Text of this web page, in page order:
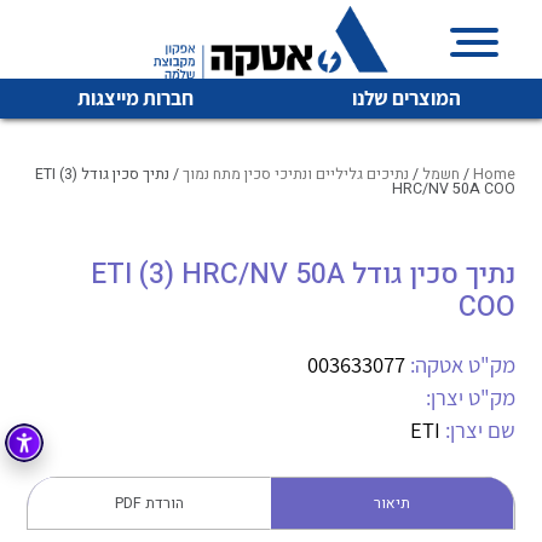
המוצרים שלנו חברות מייצגות
איכות | שרות | זמינות
אטקה בע”מ היא החברה הגדולה והמובילה בישראל בשיווק
מיתוג, בקרה , ואינסטלציה חשמלית ופעילה ב7 תחומים:
חשמל
קופסאות וארונות לחשמל, בקרה ואלקטרוניקה
לכל מוצרי היצרן לכל מוצרי היצרן
לכל מוצרי היצרן לכל מוצרי היצרן
Home
/ חשמל / נתיכים גליליים ונתיכי סכין מתח נמוך / נתיך סכין גודל ETI (3)
HRC/NV 50A COO
נתיך סכין גודל ETI (3) HRC/NV 50A
COO
מק"ט אטקה: 003633077
מק"ט יצרן:
שם יצרן: ETI
תיאור הורדת PDF